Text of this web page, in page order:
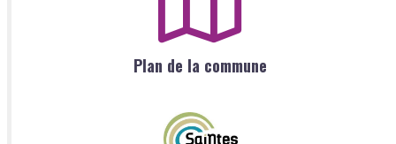
Plan de la commune